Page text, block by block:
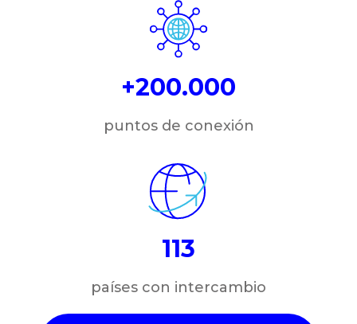
+200.000
puntos de conexión
113
países con intercambio